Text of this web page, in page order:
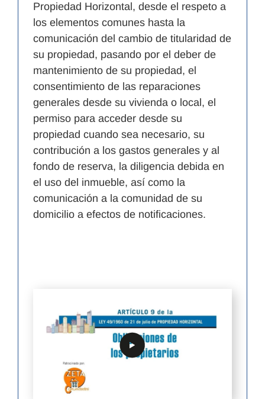
Propiedad Horizontal, desde el respeto a
los elementos comunes hasta la
comunicación del cambio de titularidad de
su propiedad, pasando por el deber de
mantenimiento de su propiedad, el
consentimiento de las reparaciones
generales desde su vivienda o local, el
permiso para acceder desde su
propiedad cuando sea necesario, su
contribución a los gastos generales y al
fondo de reserva, la diligencia debida en
el uso del inmueble, así como la
comunicación a la comunidad de su
domicilio a efectos de notificaciones.